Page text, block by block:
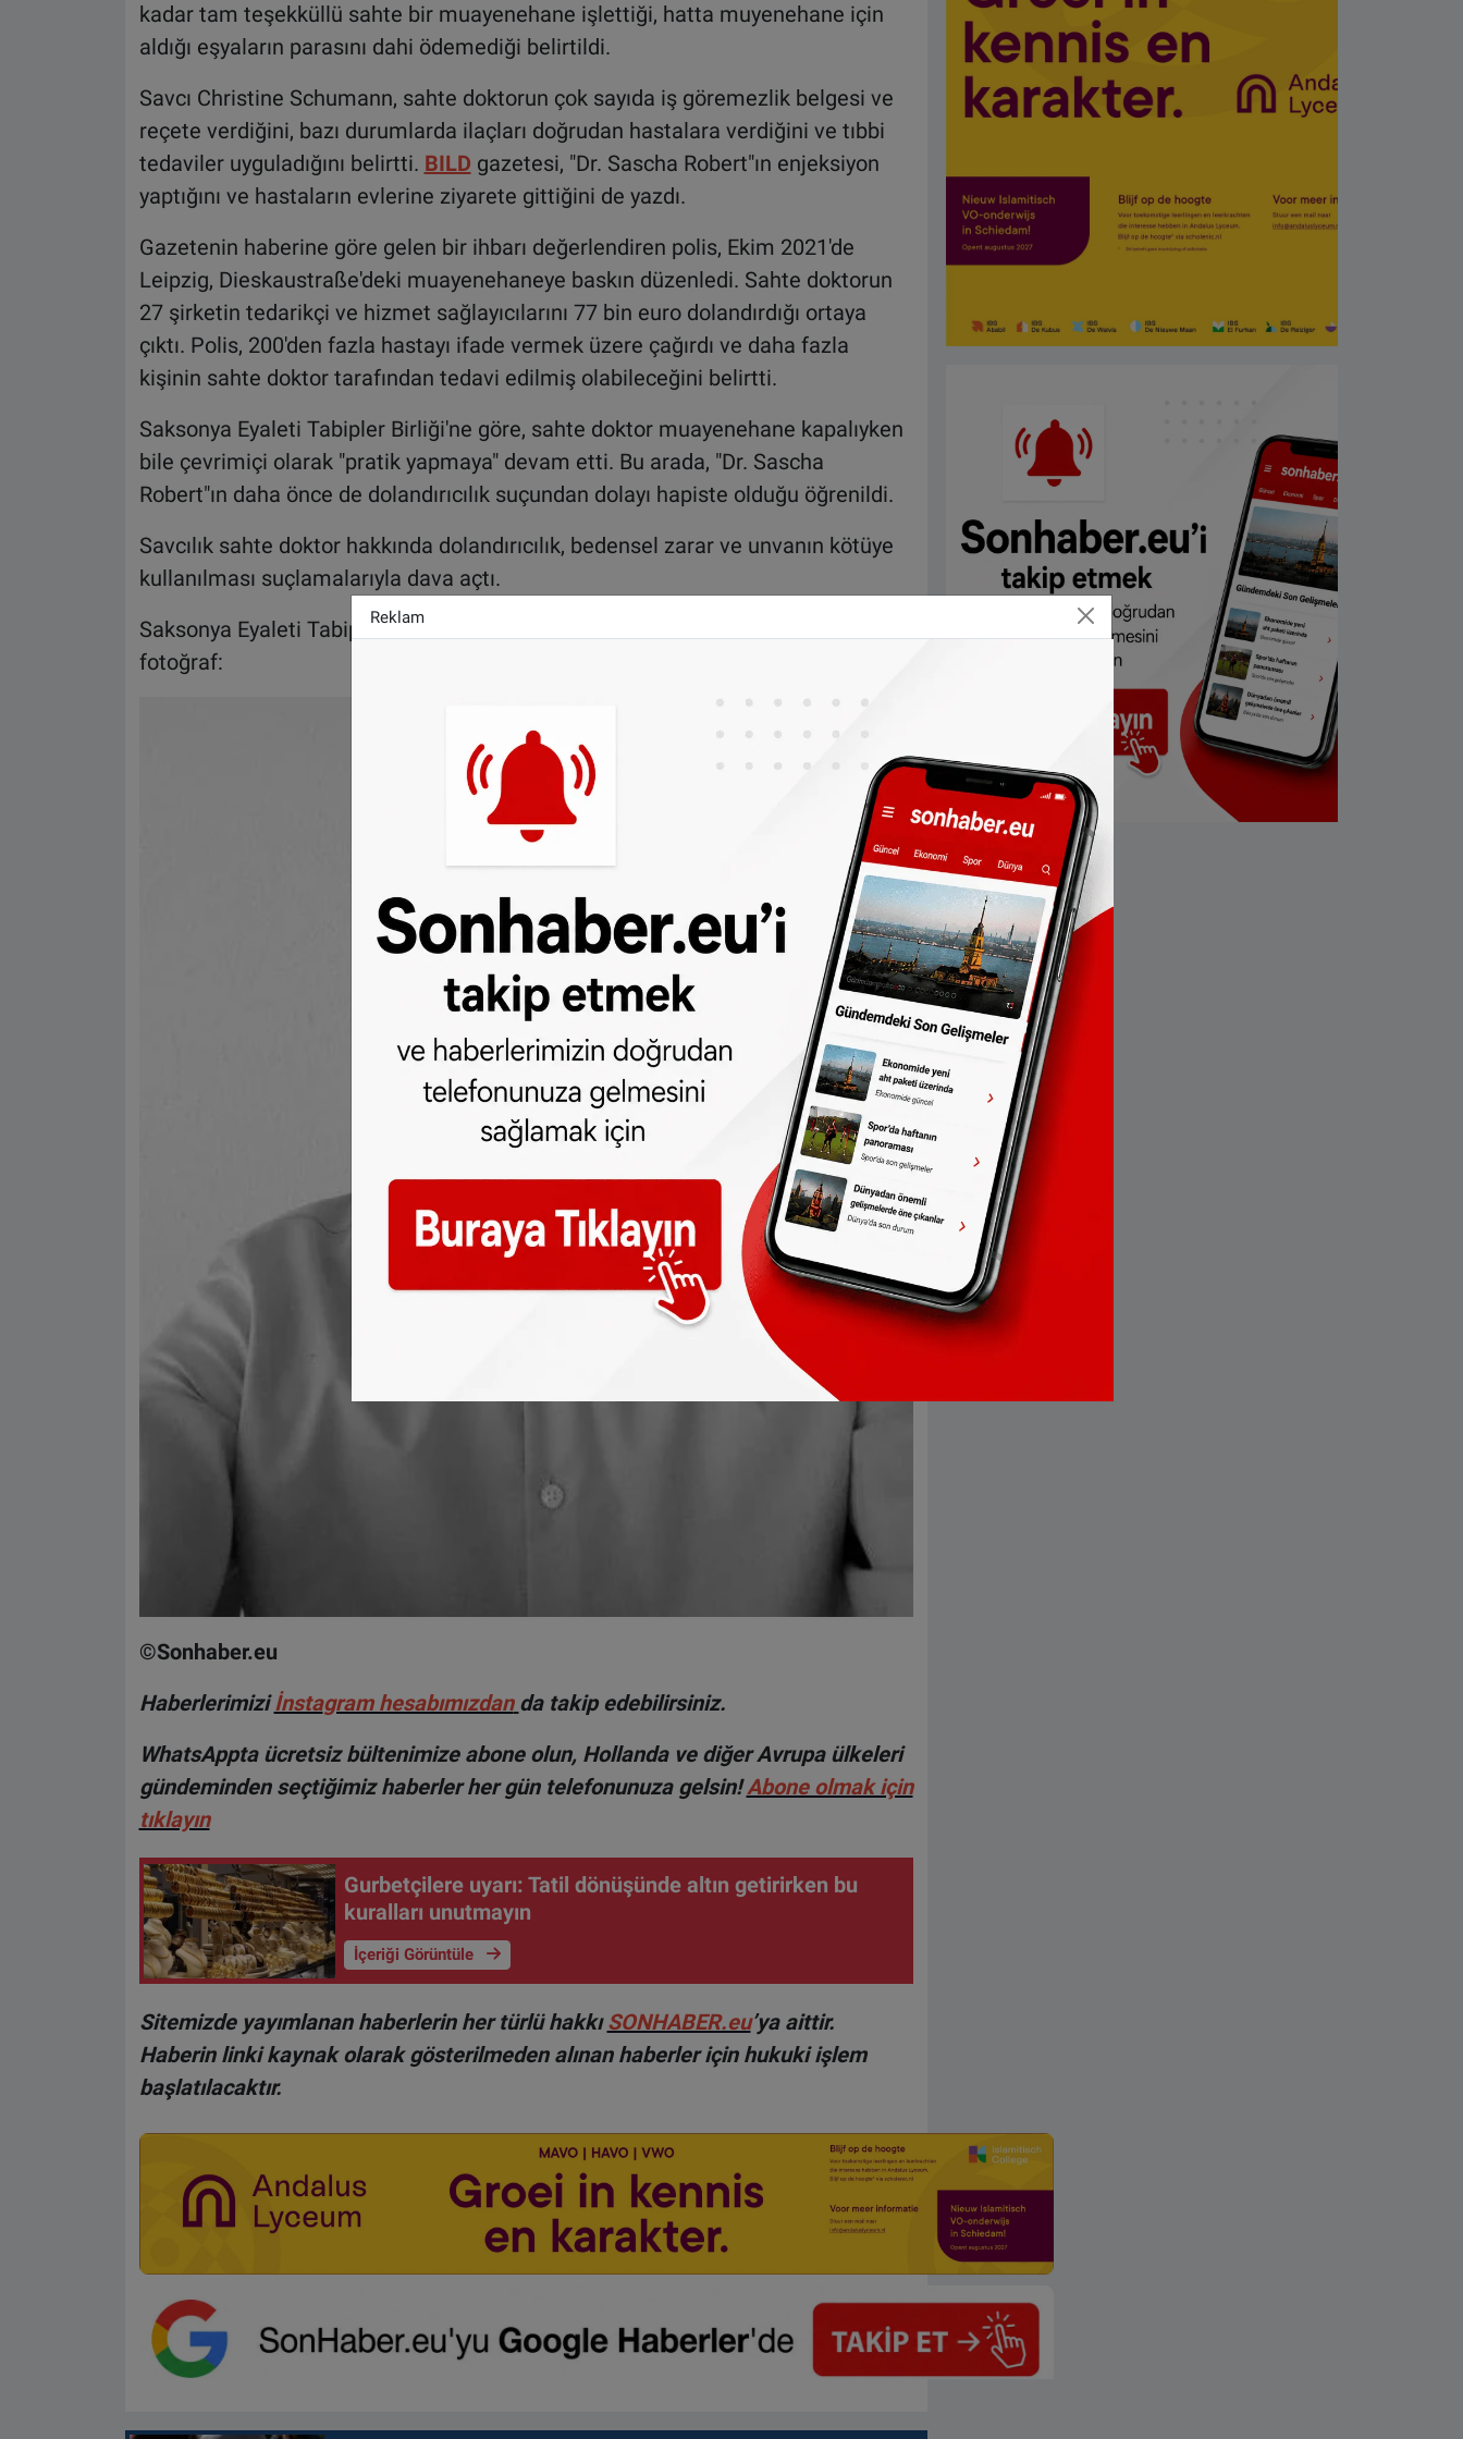
kadar tam teşekküllü sahte bir muayenehane işlettiği, hatta muyenehane için
aldığı eşyaların parasını dahi ödemediği belirtildi.
Savcı Christine Schumann, sahte doktorun çok sayıda iş göremezlik belgesi ve
reçete verdiğini, bazı durumlarda ilaçları doğrudan hastalara verdiğini ve tıbbi
tedaviler uyguladığını belirtti. BILD gazetesi, "Dr. Sascha Robert"ın enjeksiyon
yaptığını ve hastaların evlerine ziyarete gittiğini de yazdı.
Gazetenin haberine göre gelen bir ihbarı değerlendiren polis, Ekim 2021'de
Leipzig, Dieskaustraße'deki muayenehaneye baskın düzenledi. Sahte doktorun
27 şirketin tedarikçi ve hizmet sağlayıcılarını 77 bin euro dolandırdığı ortaya
çıktı. Polis, 200'den fazla hastayı ifade vermek üzere çağırdı ve daha fazla
kişinin sahte doktor tarafından tedavi edilmiş olabileceğini belirtti.
Saksonya Eyaleti Tabipler Birliği'ne göre, sahte doktor muayenehane kapalıyken
bile çevrimiçi olarak "pratik yapmaya" devam etti. Bu arada, "Dr. Sascha
Robert"ın daha önce de dolandırıcılık suçundan dolayı hapiste olduğu öğrenildi.
Savcılık sahte doktor hakkında dolandırıcılık, bedensel zarar ve unvanın kötüye
kullanılması suçlamalarıyla dava açtı.
Saksonya Eyaleti Tabipler Birliği tarafından yayınlanan sahte dpktora ait
fotoğraf:
©Sonhaber.eu
Haberlerimiziİnstagram hesabımızdan da takip edebilirsiniz.
WhatsAppta ücretsiz bültenimize abone olun, Hollanda ve diğer Avrupa ülkeleri
gündeminden seçtiğimiz haberler her gün telefonunuza gelsin!Abone olmak için
tıklayın
Gurbetçilere uyarı: Tatil dönüşünde altın getirirken bu
kuralları unutmayın
İçeriği Görüntüle
Sitemizde yayımlanan haberlerin her türlü hakkı SONHABER.eu’ya aittir.
Haberin linki kaynak olarak gösterilmeden alınan haberler için hukuki işlem
başlatılacaktır.
Reklam